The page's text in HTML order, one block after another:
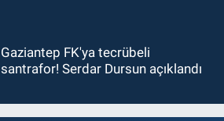
Gaziantep FK'ya tecrübeli
santrafor! Serdar Dursun açıklandı